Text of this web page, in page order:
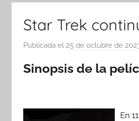
Star Trek
Publicada el 25 de octubre de
Sinopsis de la
En